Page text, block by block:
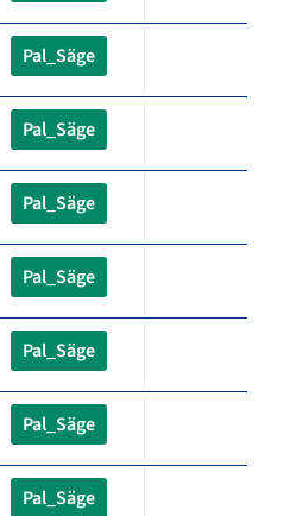
Pal_Säge
Pal_Säge
Pal_Säge
Pal_Säge
Pal_Säge
Pal_Säge
Pal_Säge